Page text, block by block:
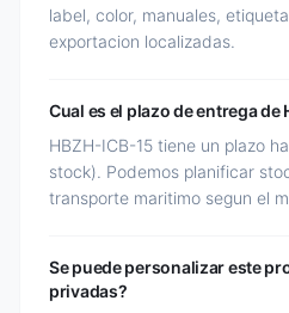
label, color, manuales,
exportacion localizadas.
Cual es el plazo de entrega de
HBZH-ICB-15 tiene un plazo
stock). Podemos planificar
transporte maritimo segun el
Se puede personalizar este
privadas?